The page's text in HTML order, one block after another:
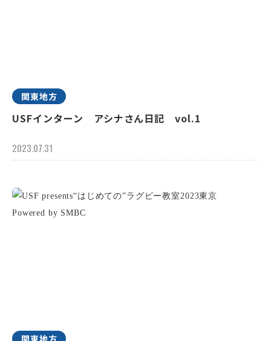
関東地方
USFインターン アシナさん日記 vol.1
2023.07.31
関東地方